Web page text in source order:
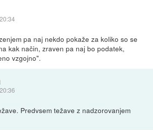
pa naj nekdo pokaže za koliko so se
kak način, zraven pa naj bo podatek,
vzgojno".
Predvsem težave z nadzorovanjem